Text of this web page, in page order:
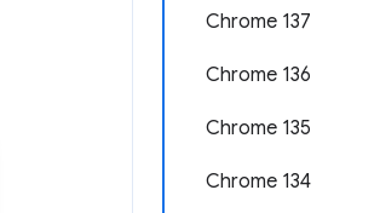
Chrome 137
Chrome 136
Chrome 135
Chrome 134